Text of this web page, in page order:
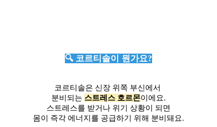
🔍 코르티솔이 뭔가요?
코르티솔은 신장 위쪽 부신에서
분비되는 스트레스 호르몬이에요.
스트레스를 받거나 위기 상황이 되면
몸이 즉각 에너지를 공급하기 위해 분비돼요.